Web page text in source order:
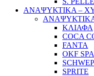
ΑΝΑΨΥΚΤΙΚΑ –
ΚΛΙΑΦΑ
COCA
FANTA
OKF
SPRITE